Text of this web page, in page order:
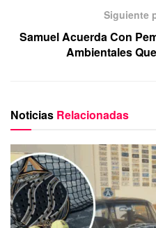
Siguiente
Samuel Acuerda Con
Ambientales
Noticias Relacionadas